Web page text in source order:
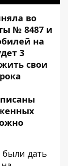
во
№ 8487 и
на
3
свои
дать